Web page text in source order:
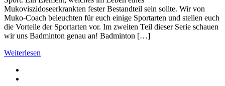
Mukoviszidoseerkrankten fester Bestandteil sein sollte. Wir von
Muko-Coach beleuchten für euch einige Sportarten und stellen euch
die Vorteile der Sportarten vor. Im zweiten Teil dieser Serie schauen
wir uns Badminton genau an! Badminton […]
Weiterlesen